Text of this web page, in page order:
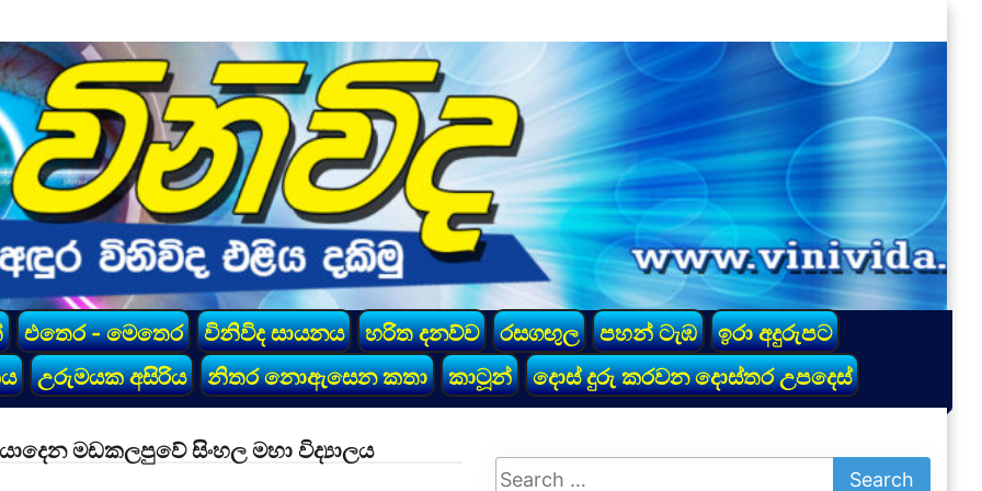
එතෙර - මෙතෙර විනිවිද සායනය හරිත දනව්ව රසගඟුල පහන් ටැඹ
ඉරා අදුරුපට
උරුමයක අසිරිය නිතර නොඇසෙන කතා කාටූන් දොස් දුරු කරවන දොස්තර උපදෙස්
මඩකලපුවේ සිංහල මහා විද්‍යාලය